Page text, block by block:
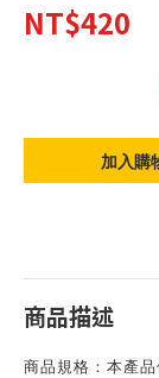
NT$420
加入購
商品描述
商品規格：本產